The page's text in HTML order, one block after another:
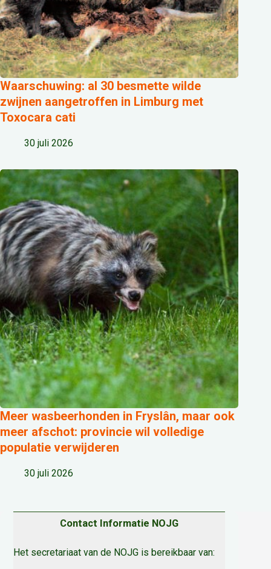
Waarschuwing: al 30 besmette wilde
zwijnen aangetroffen in Limburg met
Toxocara cati
30 juli 2026
Meer wasbeerhonden in Fryslân, maar ook
meer afschot: provincie wil volledige
populatie verwijderen
30 juli 2026
Contact Informatie NOJG
Het secretariaat van de NOJG is bereikbaar van: